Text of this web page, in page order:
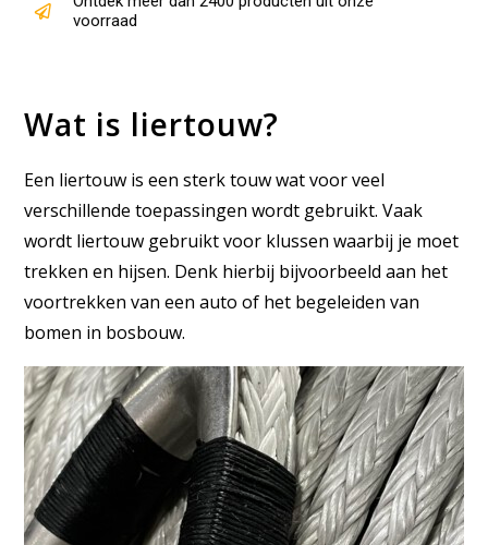
voorraad
Wat is liertouw?
Een liertouw is een sterk touw wat voor veel
verschillende toepassingen wordt gebruikt. Vaak
wordt liertouw gebruikt voor klussen waarbij je moet
trekken en hijsen. Denk hierbij bijvoorbeeld aan het
voortrekken van een auto of het begeleiden van
bomen in bosbouw.